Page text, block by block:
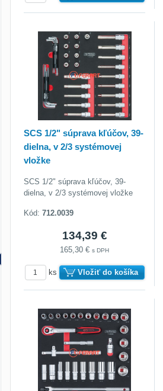
SCS 1/2" súprava kľúčov, 39-
dielna, v 2/3 systémovej
vložke
SCS 1/2" súprava kľúčov, 39-
dielna, v 2/3 systémovej vložke
Kód:712.0039
134,39 €
165,30 €s DPH
ks Vložiť do košíka